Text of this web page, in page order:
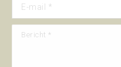
E-mail *
Bericht *